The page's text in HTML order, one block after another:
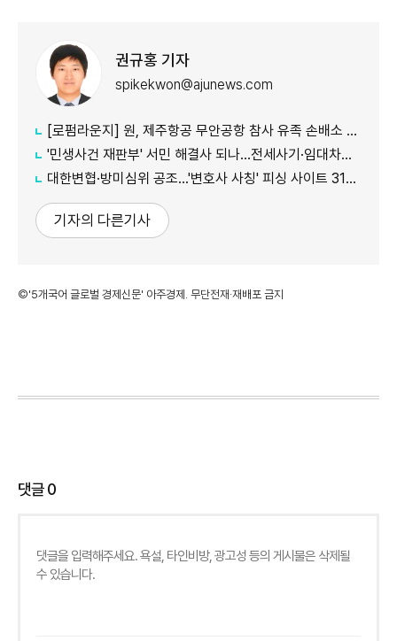
권규홍 기자
spikekwon@ajunews.com
[로펌라운지] 원, 제주항공 무안공항 참사 유족 손배소 대리..."참사 진상 명확히 규명"
'민생사건 재판부' 서민 해결사 되나...전세사기·임대차분쟁 평균 3개월내 해결
대한변협·방미심위 공조…'변호사 사칭' 피싱 사이트 31건 무더기 차단
기자의 다른기사
©'5개국어 글로벌 경제신문' 아주경제. 무단전재·재배포 금지
댓글0